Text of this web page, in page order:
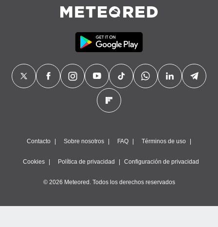
Contacto Sobre nosotros FAQ Términos de uso
Cookies Política de privacidad Configuración de privacidad
© 2026 Meteored. Todos los derechos reservados